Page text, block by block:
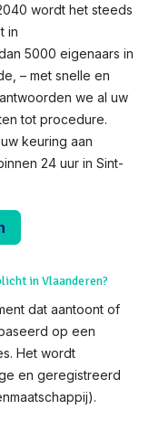
wordt het steeds
in
5000 eigenaars in
– met snelle en
we al uw
tot procedure.
keuring aan
24 uur in Sint-
in Vlaanderen?
dat aantoont of
op een
Het wordt
en geregistreerd